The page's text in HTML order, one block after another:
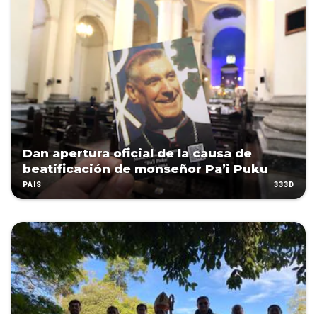
Dan apertura oficial de la causa de
beatificación de monseñor Pa’i Puku
PAÍS 333D